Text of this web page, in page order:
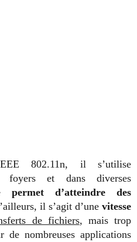
802.11n, il s’utilise
foyers et dans diverses
permet d’atteindre des
il s’agit d’une vitesse
de fichiers, mais trop
de nombreuses applications